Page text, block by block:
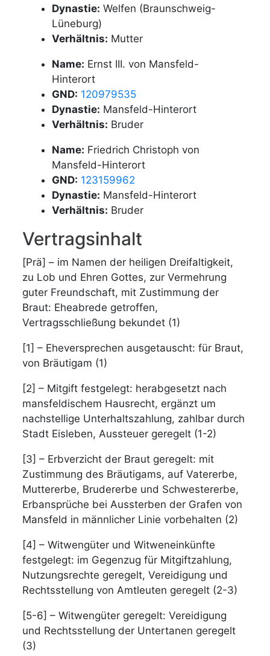
Dynastie: Welfen (Braunschweig-
Lüneburg)
Verhältnis: Mutter
Name: Ernst III. von Mansfeld-
Hinterort
GND: 120979535
Dynastie: Mansfeld-Hinterort
Verhältnis: Bruder
Name: Friedrich Christoph von
Mansfeld-Hinterort
GND: 123159962
Dynastie: Mansfeld-Hinterort
Verhältnis: Bruder
Vertragsinhalt
[Prä] – im Namen der heiligen Dreifaltigkeit,
zu Lob und Ehren Gottes, zur Vermehrung
guter Freundschaft, mit Zustimmung der
Braut: Eheabrede getroffen,
Vertragsschließung bekundet (1)
[1] – Eheversprechen ausgetauscht: für Braut,
von Bräutigam (1)
[2] – Mitgift festgelegt: herabgesetzt nach
mansfeldischem Hausrecht, ergänzt um
nachstellige Unterhaltszahlung, zahlbar durch
Stadt Eisleben, Aussteuer geregelt (1-2)
[3] – Erbverzicht der Braut geregelt: mit
Zustimmung des Bräutigams, auf Vatererbe,
Muttererbe, Brudererbe und Schwestererbe,
Erbansprüche bei Aussterben der Grafen von
Mansfeld in männlicher Linie vorbehalten (2)
[4] – Witwengüter und Witweneinkünfte
festgelegt: im Gegenzug für Mitgiftzahlung,
Nutzungsrechte geregelt, Vereidigung und
Rechtsstellung von Amtleuten geregelt (2-3)
[5-6] – Witwengüter geregelt: Vereidigung
und Rechtsstellung der Untertanen geregelt
(3)